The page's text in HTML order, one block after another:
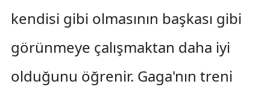
kendisi gibi olmasının başkası gibi
görünmeye çalışmaktan daha iyi
olduğunu öğrenir. Gaga'nın treni